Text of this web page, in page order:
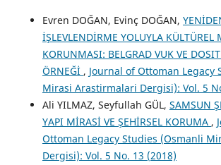
Evren DOĞAN, Evinç DOĞAN,
İŞLEVLENDİRME YOLUYLA KÜLTÜREL
KORUNMASI: BELGRAD VUK VE
ÖRNEĞİ , Journal of Ottoman Legacy
Mirasi Arastirmalari Dergisi): Vol. 5
Ali YILMAZ, Seyfullah GÜL, SAMSUN
YAPI MİRASİ VE ŞEHİRSEL KORUMA ,
Ottoman Legacy Studies (Osmanli
Dergisi): Vol. 5 No. 13 (2018)